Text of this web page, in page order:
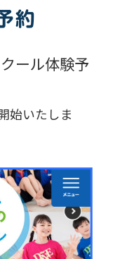
クール体験予
始いたしま